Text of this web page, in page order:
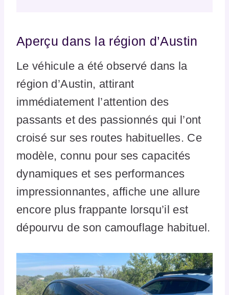
Aperçu dans la région d’Austin
Le véhicule a été observé dans la
région d’Austin, attirant
immédiatement l’attention des
passants et des passionnés qui l’ont
croisé sur ses routes habituelles. Ce
modèle, connu pour ses capacités
dynamiques et ses performances
impressionnantes, affiche une allure
encore plus frappante lorsqu’il est
dépourvu de son camouflage habituel.